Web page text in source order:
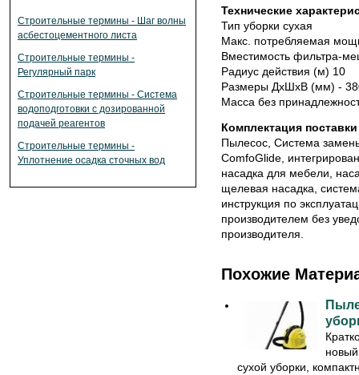
Строительные термины - Шаг волны
асбестоцементного листа
Строительные термины -
Регулярный парк
Строительные термины - Система
водоподготовки с дозированной
подачей реагентов
Строительные термины -
Уплотнение осадка сточных вод
Технические
Тип уборки сухая
Макс. потребляемая
Вместимость фильтра-
Радиус действия (м) 10
Размеры ДхШхВ (мм) -
Масса без
Комплектация
Пылесос, Система
ComfoGlide,
насадка для мебели,
щелевая насадка,
инструкция по
производителем без
производителя.
Похожие
сухой уборки,